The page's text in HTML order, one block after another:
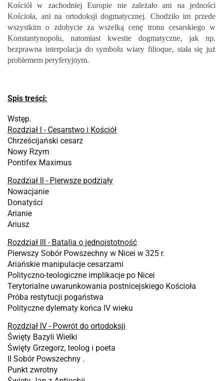
Kościół w zachodniej Europie nie zależało ani na jedności
Kościoła, ani na ortodoksji dogmatycznej. Chodziło im przede
wszystkim o zdobycie za wszelką cenę tronu cesarskiego w
Konstantynopolu, natomiast kwestie dogmatyczne, jak np.
bezprawna interpolacja do symbolu wiary filioque, stała się już
problemem peryferyjnym.
Spis treści:
Wstęp.
Rozdział I - Cesarstwo i Kościół
Chrześcijański cesarz
Nowy Rzym
Pontifex Maximus
Rozdział II - Pierwsze podziały
Nowacjanie
Donatyści
Arianie
Ariusz
Rozdział III - Batalia o jednoistotność
Pierwszy Sobór Powszechny w Nicei w 325 r.
Ariańskie manipulacje cesarzami
Polityczno-teologiczne implikacje po Nicei
Terytorialne uwarunkowania postnicejskiego Kościoła
Próba restytucji pogaństwa
Polityczne dylematy końca IV wieku
Rozdział IV - Powrót do ortodoksji
Święty Bazyli Wielki
Święty Grzegorz, teolog i poeta
II Sobór Powszechny .
Punkt zwrotny